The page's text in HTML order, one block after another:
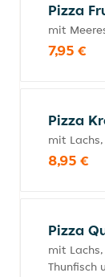
Pizza
mit
7,95 €
Pizza
mit
8,95 €
Pizza
mit
Thunfisch